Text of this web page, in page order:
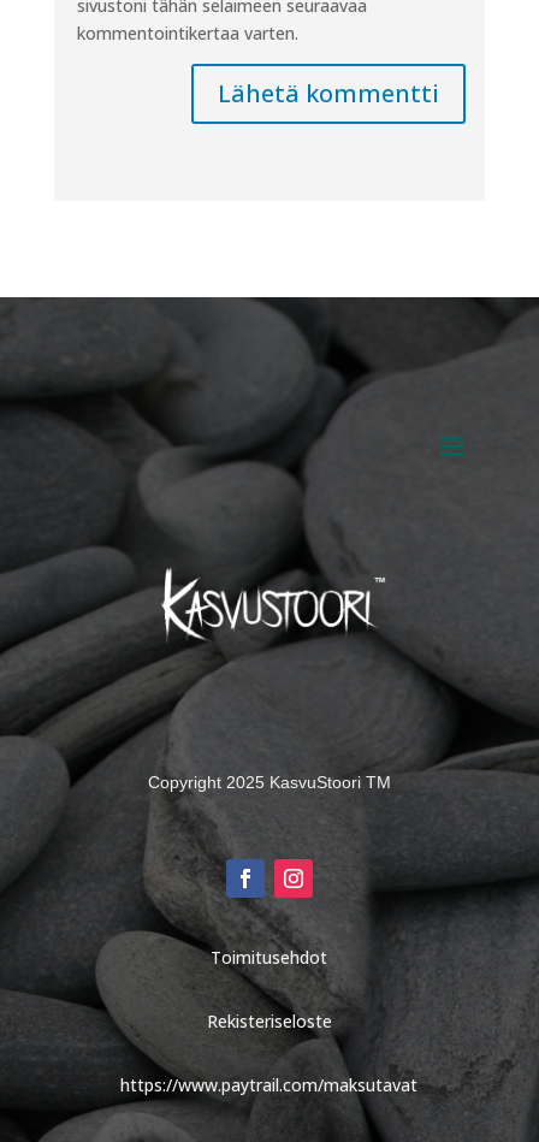
sivustoni tähän selaimeen seuraavaa
kommentointikertaa varten.
Lähetä kommentti
Copyright 2025 KasvuStoori TM
Toimitusehdot
Rekisteriseloste
https://www.paytrail.com/maksutavat